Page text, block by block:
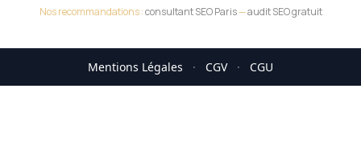
Nos recommandations :consultant SEO Paris—audit SEO gratuit
Mentions Légales · CGV · CGU